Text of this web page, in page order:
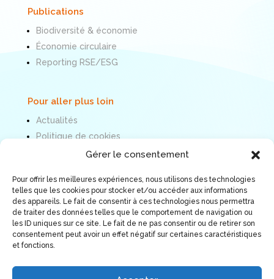
Gérer le consentement
Pour offrir les meilleures expériences, nous utilisons des technologies
telles que les cookies pour stocker et/ou accéder aux informations
des appareils. Le fait de consentir à ces technologies nous permettra
de traiter des données telles que le comportement de navigation ou
les ID uniques sur ce site. Le fait de ne pas consentir ou de retirer son
consentement peut avoir un effet négatif sur certaines caractéristiques
et fonctions.
Publications
Biodiversité & économie
Économie circulaire
Reporting RSE/ESG
Pour aller plus loin
Actualités
Politique de cookies
Mentions légales
Nous suivre